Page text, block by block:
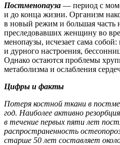
Постменопауза — период с
и до конца жизни. Организм
в новый режим и большая часть
преследовавших женщину во
менопаузы, исчезает сама
и дурного настроения,
Однако остаются проблемы
метаболизма и ослабления
Цифры и факты
Потеря костной ткани в
год. Наиболее активно
в течение первых пяти лет
распространенность
старше 50 лет составляет